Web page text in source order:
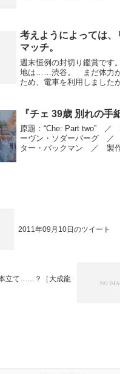
っているために、今日を外
考えようによっては、
マッチ。
週末恒例の封切り鑑賞です
地は……渋谷。 まだ体力
ため、電車を利用しました
たのがこの渋谷への道中だ
す。あとで考えれば、出か
『チェ 39歳 別れの手
原題：“Che: Part two” ／
ーヴン・ソダーバーグ ／
ター・バックマン ／ 製
2011年09月10日のツイート
立て……？［大成龍